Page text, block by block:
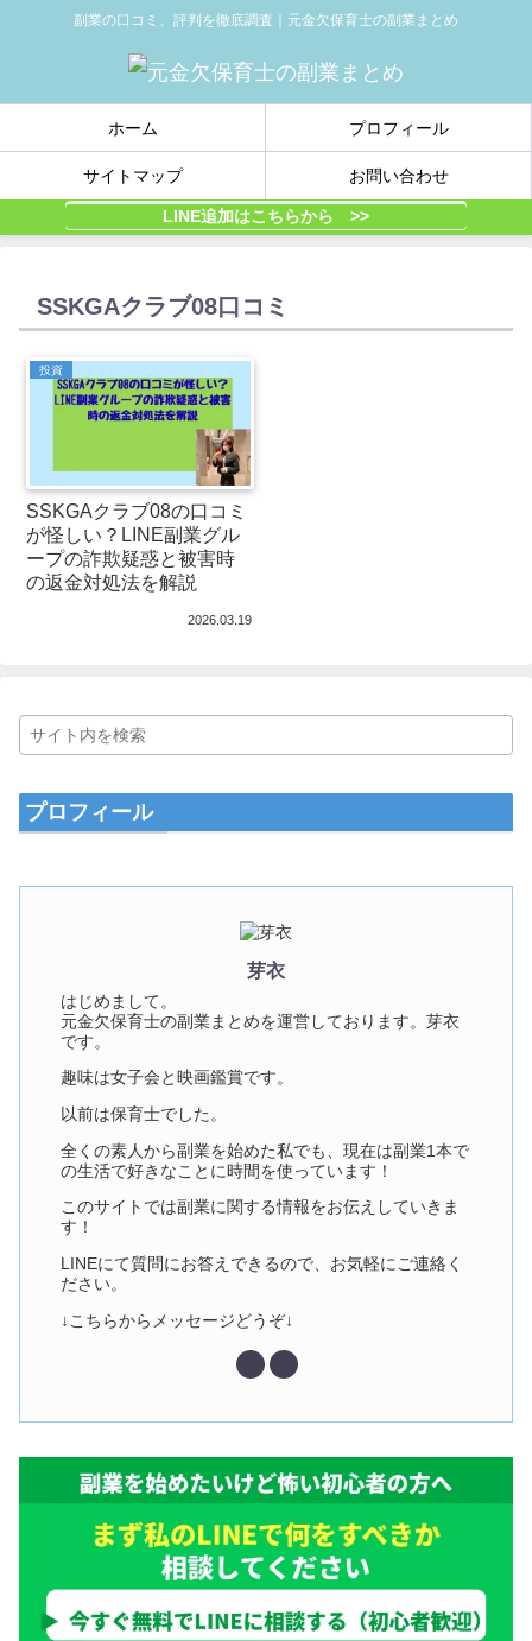
副業の口コミ、評判を徹底調査｜元金欠保育士の副業まとめ
ホーム プロフィール
サイトマップ お問い合わせ
LINE追加はこちらから >>
SSKGAクラブ08口コミ
投資
SSKGAクラブ08の口コミ
が怪しい？LINE副業グル
ープの詐欺疑惑と被害時
の返金対処法を解説
2026.03.19
プロフィール
芽衣
はじめまして。
元金欠保育士の副業まとめを運営しております。芽衣
です。
趣味は女子会と映画鑑賞です。
以前は保育士でした。
全くの素人から副業を始めた私でも、現在は副業1本で
の生活で好きなことに時間を使っています！
このサイトでは副業に関する情報をお伝えしていきま
す！
LINEにて質問にお答えできるので、お気軽にご連絡く
ださい。
↓こちらからメッセージどうぞ↓